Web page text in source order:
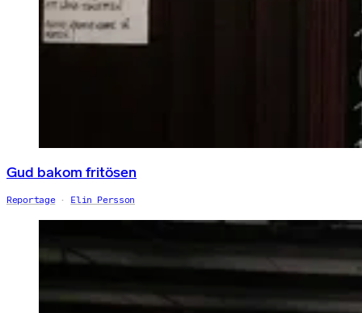
Gud bakom fritösen
Reportage Elin Persson